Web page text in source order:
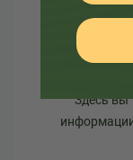
Узнайте
так же
Здесь вы